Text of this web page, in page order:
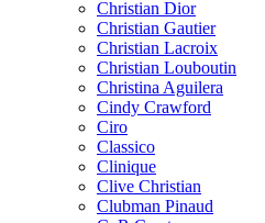
Christian Dior
Christian Gautier
Christian Lacroix
Christian Louboutin
Christina Aguilera
Cindy Crawford
Ciro
Classico
Clinique
Clive Christian
Clubman Pinaud